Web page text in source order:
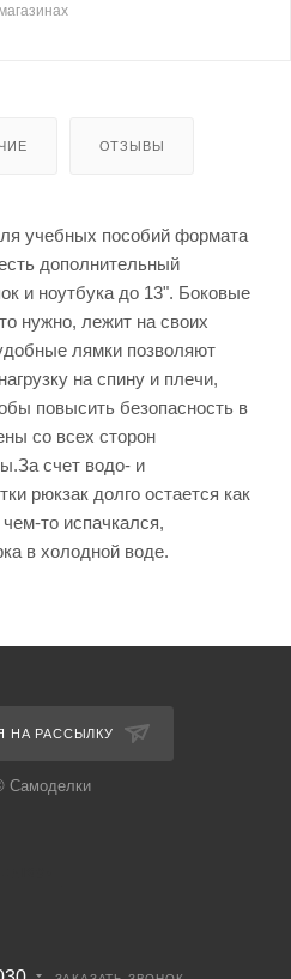
ОТЗЫВЫ
учебных пособий формата
дополнительный
и ноутбука до 13". Боковые
нужно, лежит на своих
лямки позволяют
на спину и плечи,
повысить безопасность в
со всех сторон
счет водо- и
рюкзак долго остается как
то испачкался,
в холодной воде.
НА РАССЫЛКУ
Самоделки